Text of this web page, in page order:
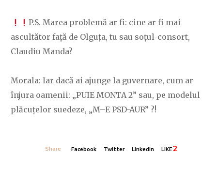
P.S. Marea problemă ar fi: cine ar fi mai
ascultător față de Olguța, tu sau soțul-consort,
Claudiu Manda?
Morala: Iar dacă ai ajunge la guvernare, cum ar
înjura oamenii: „PUIE MONTA 2” sau, pe modelul
plăcuțelor suedeze, „M–E PSD-AUR” ?!
Share Facebook Twitter LinkedIn LIKE2